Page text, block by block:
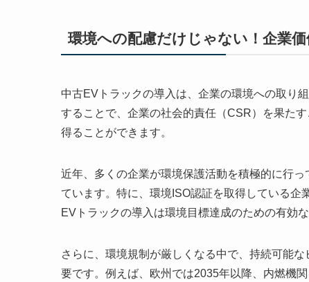
環境への配慮だけじゃない！企業
中古EVトラックの導入は、企業の環境への取り
することで、企業の社会的責任（CSR）を果た
得ることができます。
近年、多くの企業が環境保護活動を積極的に行
ています。特に、環境ISO認証を取得している
EVトラックの導入は環境目標達成のための有効な
さらに、環境規制が厳しくなる中で、持続可能
要です。例えば、欧州では2035年以降、内燃機